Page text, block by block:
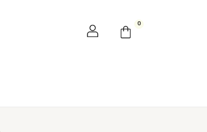
0